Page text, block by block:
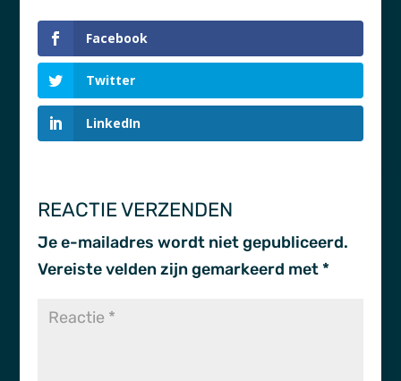
Facebook
Twitter
LinkedIn
REACTIE VERZENDEN
Je e-mailadres wordt niet gepubliceerd.
Vereiste velden zijn gemarkeerd met *